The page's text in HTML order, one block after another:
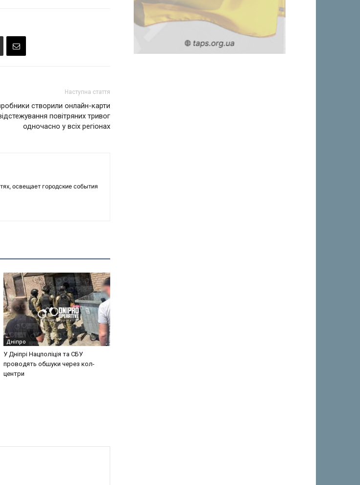
Наступна стаття
створили онлайн-карти
повітряних тривог
одночасно у всіх регіонах
освещает городские события
Дніпро
У Дніпрі Нацполіція та СБУ
проводять обшуки через кол-
центри